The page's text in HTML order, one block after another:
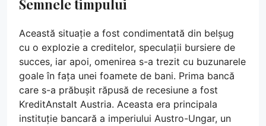
Semnele timpului
Această situație a fost condimentată din belșug
cu o explozie a creditelor, speculații bursiere de
succes, iar apoi, omenirea s-a trezit cu buzunarele
goale în fața unei foamete de bani. Prima bancă
care s-a prăbușit răpusă de recesiune a fost
KreditAnstalt Austria. Aceasta era principala
instituție bancară a imperiului Austro-Ungar, un